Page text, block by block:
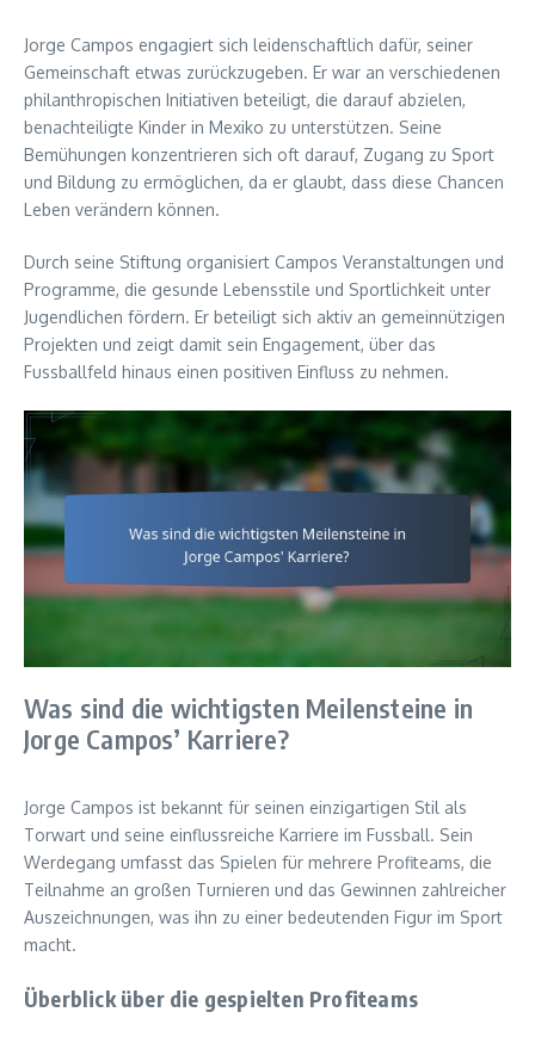
Jorge Campos engagiert sich leidenschaftlich dafür, seiner
Gemeinschaft etwas zurückzugeben. Er war an verschiedenen
philanthropischen Initiativen beteiligt, die darauf abzielen,
benachteiligte Kinder in Mexiko zu unterstützen. Seine
Bemühungen konzentrieren sich oft darauf, Zugang zu Sport
und Bildung zu ermöglichen, da er glaubt, dass diese Chancen
Leben verändern können.
Durch seine Stiftung organisiert Campos Veranstaltungen und
Programme, die gesunde Lebensstile und Sportlichkeit unter
Jugendlichen fördern. Er beteiligt sich aktiv an gemeinnützigen
Projekten und zeigt damit sein Engagement, über das
Fussballfeld hinaus einen positiven Einfluss zu nehmen.
Was sind die wichtigsten Meilensteine in
Jorge Campos’ Karriere?
Jorge Campos ist bekannt für seinen einzigartigen Stil als
Torwart und seine einflussreiche Karriere im Fussball. Sein
Werdegang umfasst das Spielen für mehrere Profiteams, die
Teilnahme an großen Turnieren und das Gewinnen zahlreicher
Auszeichnungen, was ihn zu einer bedeutenden Figur im Sport
macht.
Überblick über die gespielten Profiteams